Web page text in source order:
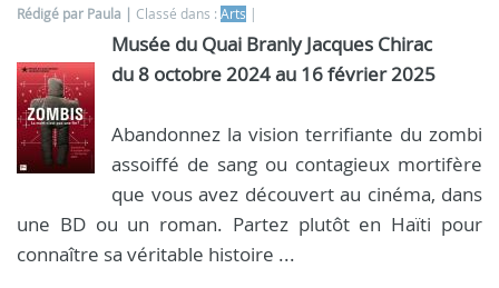
Rédigé par Paula Classé dans : Arts
Musée du Quai Branly Jacques Chirac
du 8 octobre 2024 au 16 février 2025
Abandonnez la vision terrifiante du zombi
assoiffé de sang ou contagieux mortifère
que vous avez découvert au cinéma, dans
une BD ou un roman. Partez plutôt en Haïti pour
connaître sa véritable histoire ...